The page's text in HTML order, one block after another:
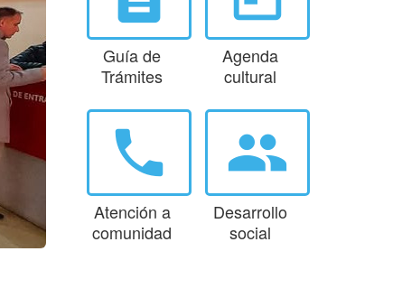
Guía de
Trámites
Agenda
cultural
phone
Atención a
comunidad
group
Desarrollo
social